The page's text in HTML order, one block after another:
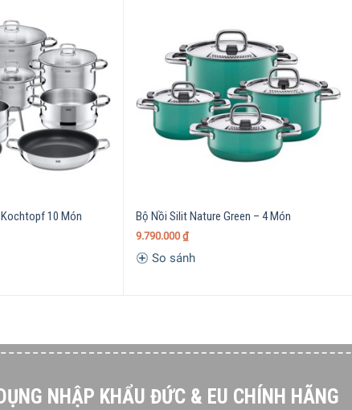
10 Món Bộ Nồi Silit Nature Green – 4 Món
9.790.000 ₫
So sánh
NHẬP KHẨU ĐỨC & EU CHÍNH HÃNG